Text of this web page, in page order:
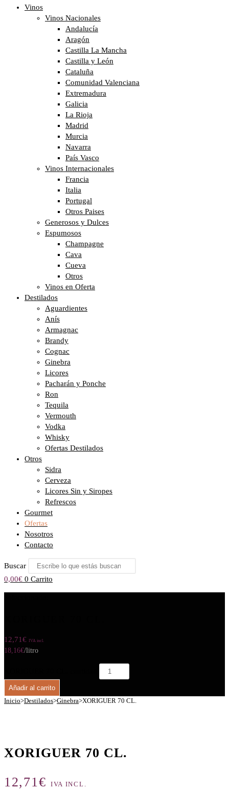
Vinos
Vinos Nacionales
Andalucía
Aragón
Castilla La Mancha
Castilla y León
Cataluña
Comunidad Valenciana
Extremadura
Galicia
La Rioja
Madrid
Murcia
Navarra
País Vasco
Vinos Internacionales
Francia
Italia
Portugal
Otros Paises
Generosos y Dulces
Espumosos
Champagne
Cava
Cueva
Otros
Vinos en Oferta
Destilados
Aguardientes
Anís
Armagnac
Brandy
Cognac
Ginebra
Licores
Pacharán y Ponche
Ron
Tequila
Vermouth
Vodka
Whisky
Ofertas Destilados
Otros
Sidra
Cerveza
Licores Sin y Siropes
Refrescos
Gourmet
Ofertas
Nosotros
Contacto
Buscar
0,00€ 0 Carrito
12,71€ IVA incl.
18,16€/litro
Añadir al carrito
Inicio>Destilados>Ginebra>XORIGUER 70 CL.
XORIGUER 70 CL.
12,71€ IVA INCL.